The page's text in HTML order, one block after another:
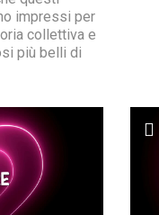
impressi per
collettiva e
più belli di